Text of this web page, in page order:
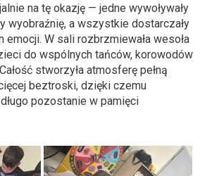
na tę okazję — jedne wywoływały
wyobraźnię, a wszystkie dostarczały
W sali rozbrzmiewała wesoła
do wspólnych tańców, korowodów
stworzyła atmosferę pełną
beztroski, dzięki czemu
pozostanie w pamięci